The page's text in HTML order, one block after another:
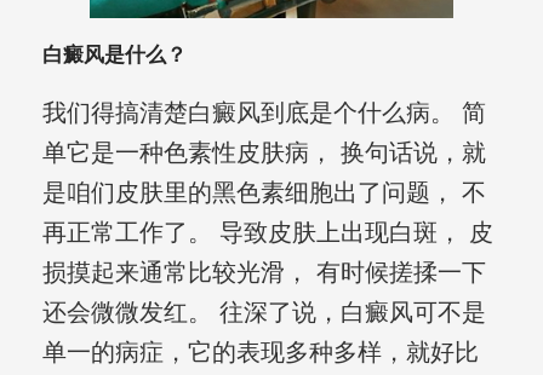
白癜风是什么？
我们得搞清楚白癜风到底是个什么病。 简
单它是一种色素性皮肤病， 换句话说，就
是咱们皮肤里的黑色素细胞出了问题， 不
再正常工作了。 导致皮肤上出现白斑， 皮
损摸起来通常比较光滑， 有时候搓揉一下
还会微微发红。 往深了说，白癜风可不是
单一的病症，它的表现多种多样，就好比